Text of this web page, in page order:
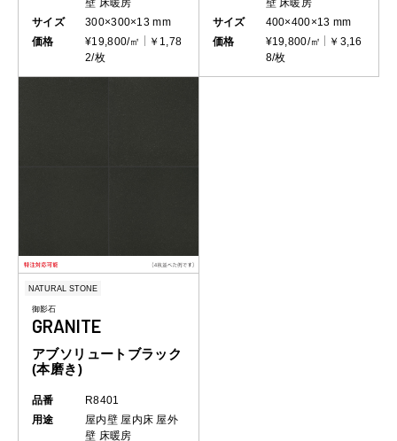
サイズ
300×300×13 mm
価格
¥19,800/㎡
￥1,78
2/枚
サイズ
400×400×13 mm
価格
¥19,800/㎡
￥3,16
8/枚
NATURAL STONE
御影石
GRANITE
アブソリュートブラック
(本磨き)
品番
R8401
用途
屋内壁 屋内床 屋外
壁 床暖房